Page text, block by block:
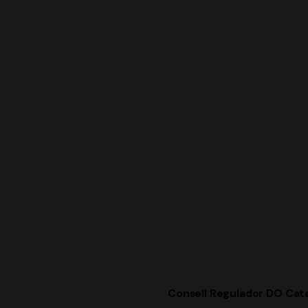
Consell Regulador DO